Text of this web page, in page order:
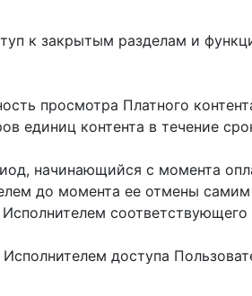
к закрытым разделам и
просмотра Платного
единиц контента в течение
начинающийся с момента
до момента ее отмены
соответствующего
Исполнителем доступа